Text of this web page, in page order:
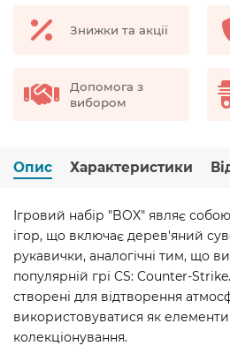
Знижки та акції
Допомога з
вибором
Опис Характеристики
Ігровий набір "BOX" являє собою
ігор, що включає дерев'яний
рукавички, аналогічні тим, що
популярній грі CS: Counter-
створені для відтворення
використовуватися як
колекціонування.